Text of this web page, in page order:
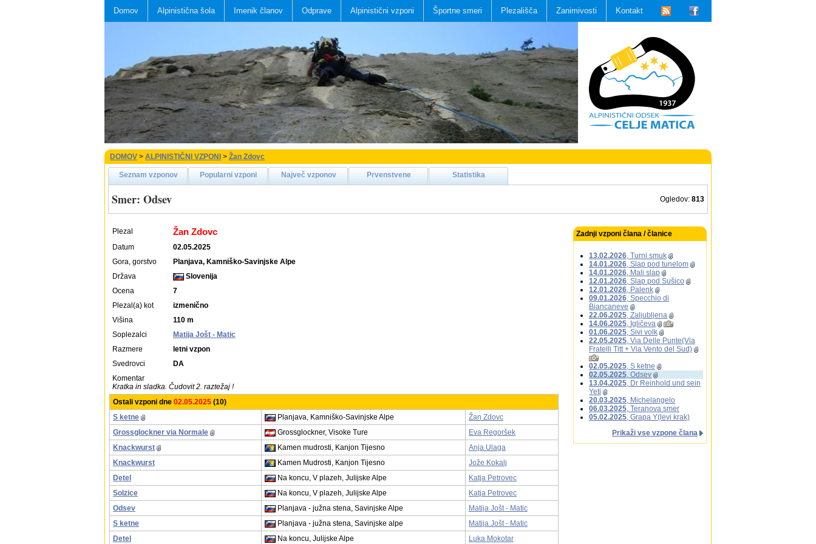
Domov Alpinistična šola Imenik članov Odprave Alpinistični vzponi Športne smeri Plezališča Zanimivosti Kontakt
DOMOV > ALPINISTIČNI VZPONI > Žan Zdovc
Seznam vzponov Popularni vzponi Največ vzponov Prvenstvene Statistika
Smer: Odsev Ogledov: 813
Plezal Žan Zdovc
Datum
02.05.2025
Gora, gorstvo
Planjava, Kamniško-Savinjske Alpe
Država
Slovenija
Ocena
7
Plezal(a) kot
izmenično
Višina
110 m
Soplezalci
Matija Jošt - Matic
Razmere
letni vzpon
Svedrovci
DA
Komentar
Kratka in sladka. Čudovit 2. raztežaj !
Ostali vzponi dne 02.05.2025 (10)
S ketne
Planjava, Kamniško-Savinjske Alpe
Žan Zdovc
Grossglockner via Normale
Grossglockner, Visoke Ture
Eva Regoršek
Knackwurst
Kamen mudrosti, Kanjon Tijesno
Anja Ulaga
Knackwurst
Kamen Mudrosti, Kanjon Tijesno
Jože Kokalj
Detel
Na koncu, V plazeh, Julijske Alpe
Katja Petrovec
Solzice
Na koncu, V plazeh, Julijske Alpe
Katja Petrovec
Odsev
Planjava - južna stena, Savinjske Alpe
Matija Jošt - Matic
S ketne
Planjava - južna stena, Savinjske alpe
Matija Jošt - Matic
Detel
Na koncu, Julijske Alpe Luka Mokotar
Zadnji vzponi člana / članice
13.02.2026, Turni smuk
14.01.2026, Slap pod tunelom
14.01.2026, Mali slap
12.01.2026, Slap pod Sušico
12.01.2026, Palenk
09.01.2026, Specchio di
Biancaneve
22.06.2025, Zaljubljena
14.06.2025, Igličeva
01.06.2025, Sivi volk
22.05.2025, Via Delle Punte(Via
Fratelli Titt + Via Vento del Sud)
02.05.2025, S ketne
02.05.2025, Odsev
13.04.2025, Dr Reinhold und sein
Yeti
20.03.2025, Michelangelo
06.03.2025, Teranova smer
05.02.2025, Grapa Y(levi krak)
Prikaži vse vzpone člana